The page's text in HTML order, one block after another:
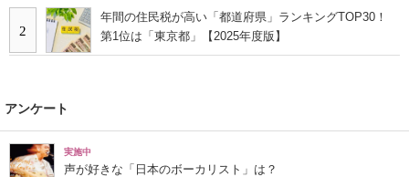
2
年間の住民税が高い「都道府県」ランキングTOP30！
第1位は「東京都」【2025年度版】
アンケート
実施中
声が好きな「日本のボーカリスト」は？